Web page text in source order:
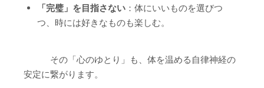
「完璧」を目指さない：体にいいものを選びつ
つ、時には好きなものも楽しむ。
その「心のゆとり」も、体を温める自律神経の
安定に繋がります。